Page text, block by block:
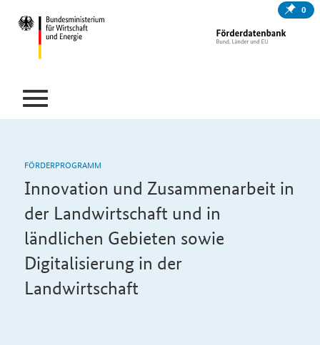
0
FÖRDERPROGRAMM
Innovation und Zusammenarbeit in
der Landwirtschaft und in
ländlichen Gebieten sowie
Digitalisierung in der
Landwirtschaft